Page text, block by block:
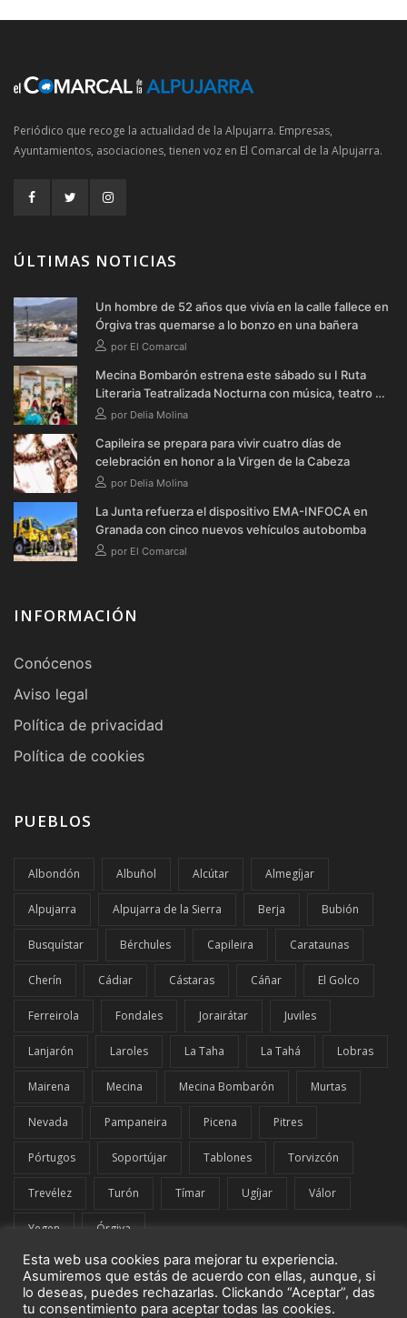
Periódico que recoge la actualidad de la Alpujarra. Empresas,
Ayuntamientos, asociaciones, tienen voz en El Comarcal de la Alpujarra.
ÚLTIMAS NOTICIAS
Un hombre de 52 años que vivía en la calle fallece en
Órgiva tras quemarse a lo bonzo en una bañera
por El Comarcal
Mecina Bombarón estrena este sábado su I Ruta
Literaria Teatralizada Nocturna con música, teatro y
verbena
por Delia Molina
Capileira se prepara para vivir cuatro días de
celebración en honor a la Virgen de la Cabeza
por Delia Molina
La Junta refuerza el dispositivo EMA-INFOCA en
Granada con cinco nuevos vehículos autobomba
por El Comarcal
INFORMACIÓN
Conócenos
Aviso legal
Política de privacidad
Política de cookies
PUEBLOS
Albondón Albuñol Alcútar Almegíjar
Alpujarra Alpujarra de la Sierra Berja Bubión
Busquístar Bérchules Capileira Carataunas
Cherín Cádiar Cástaras Cáñar El Golco
Ferreirola Fondales Jorairátar Juviles
Lanjarón Laroles La Taha La Tahá Lobras
Mairena Mecina Mecina Bombarón Murtas
Nevada Pampaneira Picena Pitres
Pórtugos Soportújar Tablones Torvizcón
Trevélez Turón Tímar Ugíjar Válor
Yegen Órgiva
Esta web usa cookies para mejorar tu experiencia.
Asumiremos que estás de acuerdo con ellas, aunque, si
lo deseas, puedes rechazarlas. Clickando “Aceptar”, das
tu consentimiento para aceptar todas las cookies.